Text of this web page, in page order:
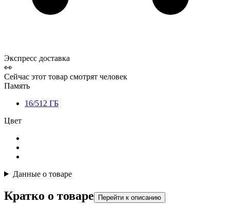
Экспресс доставка
👀
Сейчас этот товар смотрят человек
Память
16/512 ГБ
Цвет
Данные о товаре
Кратко о товаре Перейти к описанию